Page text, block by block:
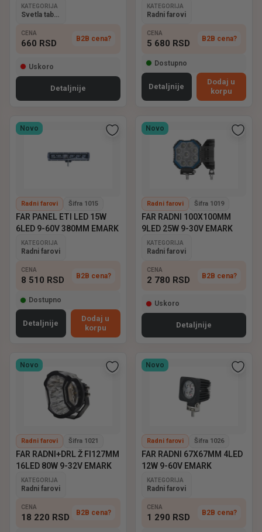
KATEGORIJA
CENA
660 RSD B2B cena?
Uskoro
Detaljnije
KATEGORIJA
Radni farovi
CENA
5 680 RSD B2B cena?
Dostupno
Detaljnije
Dodaj u
korpu
Novo
Radni farovi Šifra 1015
FAR PANEL ETI LED 15W
6LED 9-60V 380MM EMARK
KATEGORIJA
Radni farovi
CENA
8 510 RSD B2B cena?
Dostupno
Detaljnije
Dodaj u
korpu
Novo
Radni farovi Šifra 1019
FAR RADNI 100X100MM
9LED 25W 9-30V EMARK
KATEGORIJA
Radni farovi
CENA
2 780 RSD B2B cena?
Uskoro
Detaljnije
Novo
Radni farovi Šifra 1021
FAR RADNI+DRL Ž FI127MM
16LED 80W 9-32V EMARK
KATEGORIJA
Radni farovi
CENA
18 220 RSD B2B cena?
Novo
Radni farovi Šifra 1026
FAR RADNI 67X67MM 4LED
12W 9-60V EMARK
KATEGORIJA
Radni farovi
CENA
1 290 RSD B2B cena?